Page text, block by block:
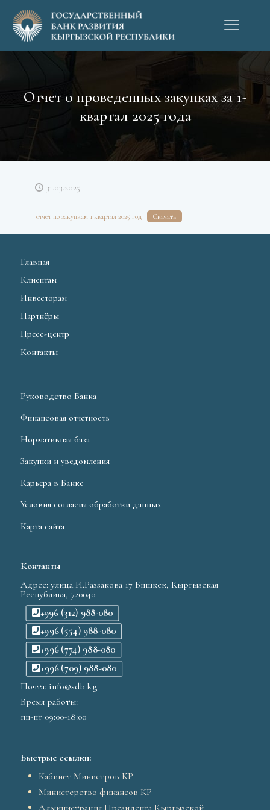
Отчет о проведенных закупках за 1-
квартал 2025 года
31.03.2025
отчет по закупкам 1 квартал 2025 год Скачать
Главная
Клиентам
Инвесторам
Партнёры
Пресс-центр
Контакты
Руководство Банка
Финансовая отчетность
Нормативная база
Закупки и уведомления
Карьера в Банке
Условия согласия обработки данных
Карта сайта
Контакты
Адрес: улица И.Раззакова 17 Бишкек, Кыргызская
Республика, 720040
+996 (312) 988-080
+996 (554) 988-080
+996 (774) 988-080
+996 (709) 988-080
Почта: info@sdb.kg
Время работы:
пн-пт 09:00-18:00
Быстрые ссылки:
Кабинет Министров КР
Министерство финансов КР
Администрация Президента Кыргызской